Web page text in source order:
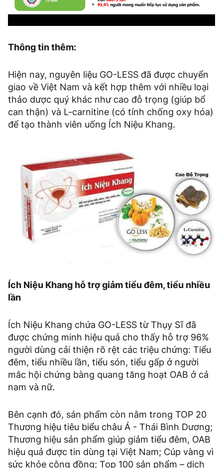
Thông tin thêm:
Hiện nay, nguyên liệu GO-LESS đã được chuyển
giao về Việt Nam và kết hợp thêm với nhiều loại
thảo dược quý khác như cao đỗ trọng (giúp bổ
can thận) và L-carnitine (có tính chống oxy hóa)
để tạo thành viên uống Ích Niệu Khang.
Ích Niệu Khang hỗ trợ giảm tiểu đêm, tiểu nhiều
lần
Ích Niệu Khang chứa GO-LESS từ Thụy Sĩ đã
được chứng minh hiệu quả cho thấy hỗ trợ 96%
người dùng cải thiện rõ rệt các triệu chứng: Tiểu
đêm, tiểu nhiều lần, tiểu són, tiểu gấp ở người
mắc hội chứng bàng quang tăng hoạt OAB ở cả
nam và nữ.
Bên cạnh đó, sản phẩm còn nằm trong TOP 20
Thương hiệu tiêu biểu châu Á - Thái Bình Dương;
Thương hiệu sản phẩm giúp giảm tiểu đêm, OAB
hiệu quả được tin dùng tại Việt Nam; Cúp vàng vì
sức khỏe cộng đồng; Top 100 sản phẩm – dịch